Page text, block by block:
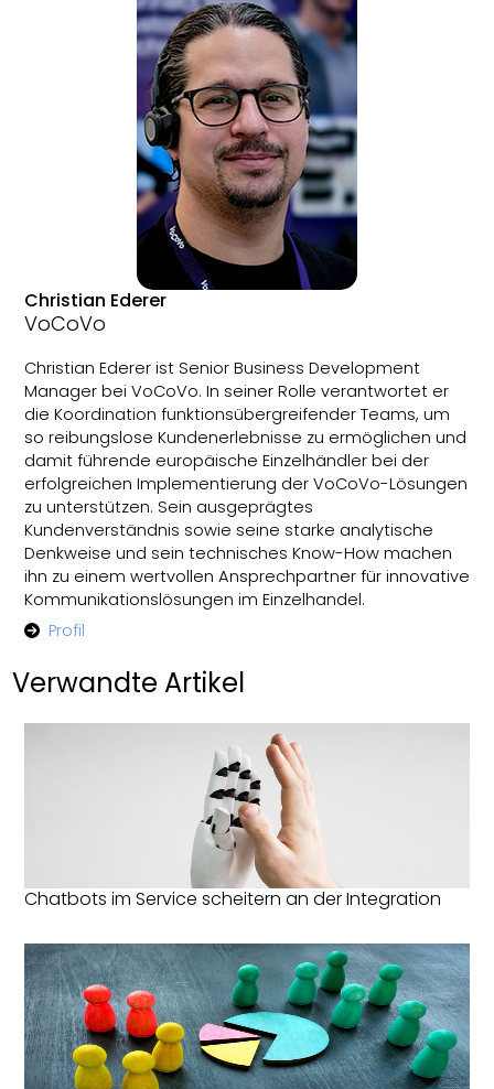
Christian Ederer
VoCoVo
Christian Ederer ist Senior Business Development
Manager bei VoCoVo. In seiner Rolle verantwortet er
die Koordination funktionsübergreifender Teams, um
so reibungslose Kundenerlebnisse zu ermöglichen und
damit führende europäische Einzelhändler bei der
erfolgreichen Implementierung der VoCoVo-Lösungen
zu unterstützen. Sein ausgeprägtes
Kundenverständnis sowie seine starke analytische
Denkweise und sein technisches Know-How machen
ihn zu einem wertvollen Ansprechpartner für innovative
Kommunikationslösungen im Einzelhandel.
Profil
Verwandte Artikel
Chatbots im Service scheitern an der Integration